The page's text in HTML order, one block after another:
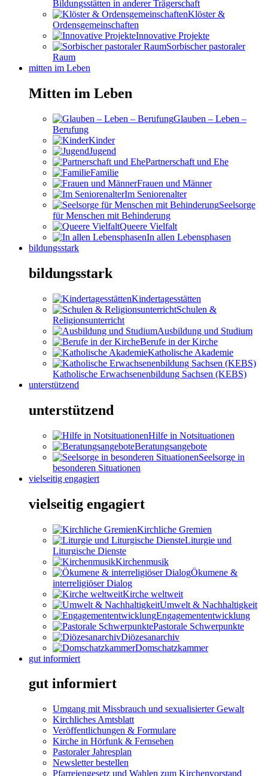
Bildungsstätten in anderer Trägerschaft
Klöster &
Ordensgemeinschaften
Innovative Projekte
Sorbischer pastoraler
Raum
mitten im Leben
Mitten im Leben
Glauben – Leben –
Berufung
Kinder
Jugend
Partnerschaft und Ehe
Familie
Frauen und Männer
Im Seniorenalter
Seelsorge
für Menschen mit Behinderung
Queere Vielfalt
In allen Lebensphasen
bildungsstark
bildungsstark
Kindertagesstätten
Schulen &
Religionsunterricht
Ausbildung und Studium
Berufe in der Kirche
Katholische Akademie
Katholische Erwachsenenbildung Sachsen (KEBS)
unterstützend
unterstützend
Hilfe in Notsituationen
Beratungsangebote
Seelsorge in
besonderen Situationen
vielseitig engagiert
vielseitig engagiert
Kirchliche Gremien
Liturgie und
Liturgische Dienste
Kirchenmusik
Ökumene &
interreligiöser Dialog
Kirche weltweit
Umwelt & Nachhaltigkeit
Engagemententwicklung
Pastorale Schwerpunkte
Diözesanarchiv
Domschatzkammer
gut informiert
gut informiert
Umgang mit Missbrauch und sexualisierter Gewalt
Kirchliches Amtsblatt
Veröffentlichungen & Formulare
Kirche in Hörfunk & Fernsehen
Pastoraler Jahresplan
Newsletter bestellen
Pfarreiengesetz und Wahlen zum Kirchenvorstand